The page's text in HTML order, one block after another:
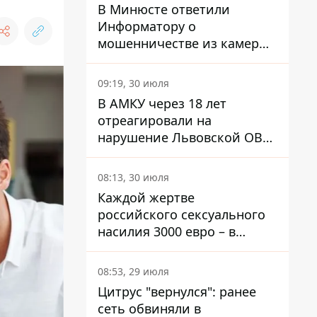
В Минюсте ответили
Информатору о
мошенничестве из камеры
Сумского СИЗО так, что
никто ничего не понял
09:19, 30 июля
В АМКУ через 18 лет
отреагировали на
нарушение Львовской ОВА
по питанию в учебных
заведениях
08:13, 30 июля
Каждой жертве
российского сексуального
насилия 3000 евро – в
Минсоцполитики
объяснили Информатору,
откуда на это деньги
08:53, 29 июля
Цитрус "вернулся": ранее
сеть обвиняли в